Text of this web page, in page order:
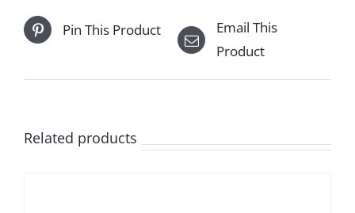
Pin This Product
Email This
Product
Related products